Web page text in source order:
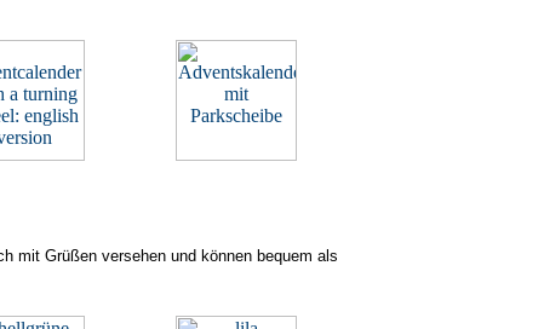
mit Grüßen versehen und können bequem als